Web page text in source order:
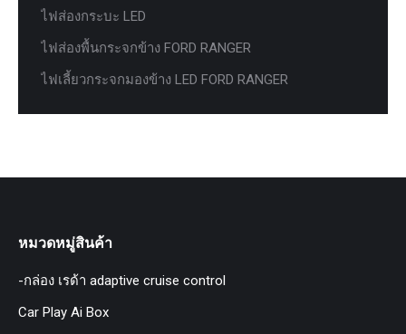
ไฟส่องกระบะ LED
ไฟส่องพื้นกระจกข้าง FORD RANGER
ไฟเลี้ยวกระจกมองข้าง LED FORD RANGER
หมวดหมู่สินค้า
-กล่อง เรด้า adaptive cruise control
Car Play Ai Box